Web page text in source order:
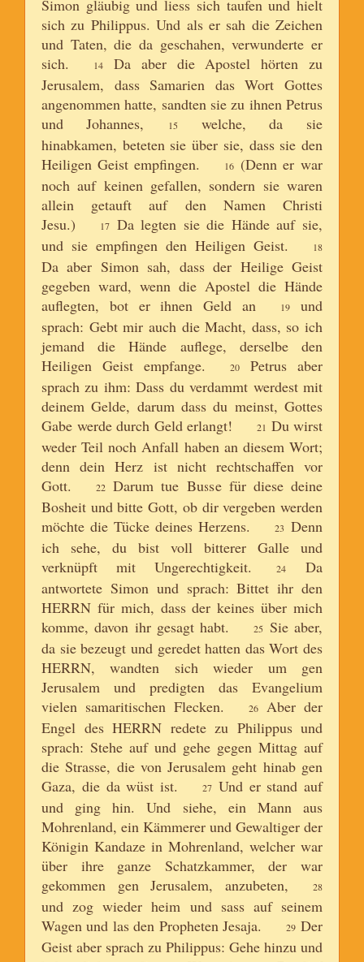
Simon gläubig und liess sich taufen und hielt
sich zu Philippus. Und als er sah die Zeichen
und Taten, die da geschahen, verwunderte er
sich.
14
Da aber die Apostel hörten zu
Jerusalem, dass Samarien das Wort Gottes
angenommen hatte, sandten sie zu ihnen Petrus
und Johannes,
15
welche, da sie
hinabkamen, beteten sie über sie, dass sie den
Heiligen Geist empfingen.
16 (Denn er war
noch auf keinen gefallen, sondern sie waren
allein getauft auf den Namen Christi
Jesu.)
17 Da legten sie die Hände auf sie,
und sie empfingen den Heiligen Geist.
18
Da aber Simon sah, dass der Heilige Geist
gegeben ward, wenn die Apostel die Hände
auflegten, bot er ihnen Geld an
19
und
sprach: Gebt mir auch die Macht, dass, so ich
jemand die Hände auflege, derselbe den
Heiligen Geist empfange.
20
Petrus aber
sprach zu ihm: Dass du verdammt werdest mit
deinem Gelde, darum dass du meinst, Gottes
Gabe werde durch Geld erlangt!
21 Du wirst
weder Teil noch Anfall haben an diesem Wort;
denn dein Herz ist nicht rechtschaffen vor
Gott.
22 Darum tue Busse für diese deine
Bosheit und bitte Gott, ob dir vergeben werden
möchte die Tücke deines Herzens.
23 Denn
ich sehe, du bist voll bitterer Galle und
verknüpft mit Ungerechtigkeit.
24
Da
antwortete Simon und sprach: Bittet ihr den
HERRN für mich, dass der keines über mich
komme, davon ihr gesagt habt.
25 Sie aber,
da sie bezeugt und geredet hatten das Wort des
HERRN, wandten sich wieder um gen
Jerusalem und predigten das Evangelium
vielen samaritischen Flecken.
26
Aber der
Engel des HERRN redete zu Philippus und
sprach: Stehe auf und gehe gegen Mittag auf
die Strasse, die von Jerusalem geht hinab gen
Gaza, die da wüst ist.
27 Und er stand auf
und ging hin. Und siehe, ein Mann aus
Mohrenland, ein Kämmerer und Gewaltiger der
Königin Kandaze in Mohrenland, welcher war
über ihre ganze Schatzkammer, der war
gekommen gen Jerusalem, anzubeten,
28
und zog wieder heim und sass auf seinem
Wagen und las den Propheten Jesaja.
29 Der
Geist aber sprach zu Philippus: Gehe hinzu und